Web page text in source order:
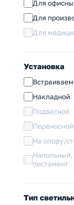
Для
Для
Для
Установка
Накладной
Подвесной
Переносной
На опору/
Напольный,
постамент
Тип